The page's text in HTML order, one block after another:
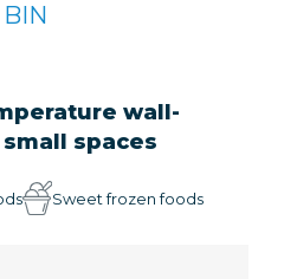
wall-
spaces
Sweet frozen foods